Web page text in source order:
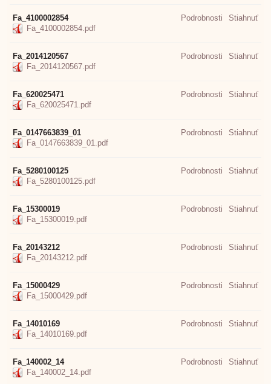
Fa_4100002854
Fa_4100002854.pdf
Stiahnuť
Podrobnosti
Fa_2014120567
Fa_2014120567.pdf
Stiahnuť
Podrobnosti
Fa_620025471
Fa_620025471.pdf
Stiahnuť
Podrobnosti
Fa_0147663839_01
Fa_0147663839_01.pdf
Stiahnuť
Podrobnosti
Fa_5280100125
Fa_5280100125.pdf
Stiahnuť
Podrobnosti
Fa_15300019
Fa_15300019.pdf
Stiahnuť
Podrobnosti
Fa_20143212
Fa_20143212.pdf
Stiahnuť
Podrobnosti
Fa_15000429
Fa_15000429.pdf
Stiahnuť
Podrobnosti
Fa_14010169
Fa_14010169.pdf
Stiahnuť
Podrobnosti
Fa_140002_14
Fa_140002_14.pdf
Stiahnuť
Podrobnosti